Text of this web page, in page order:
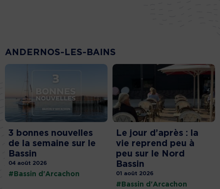
ANDERNOS-LES-BAINS
3 bonnes nouvelles
de la semaine sur le
Bassin
04 août 2026
#Bassin d'Arcachon
Le jour d’après : la
vie reprend peu à
peu sur le Nord
Bassin
01 août 2026
#Bassin d'Arcachon